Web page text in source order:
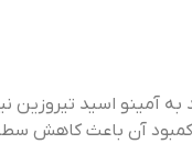
به آمینو اسید تیروزین
آن باعث کاهش